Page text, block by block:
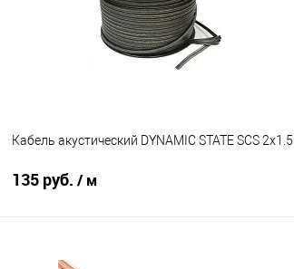
Кабель акустический DYNAMIC STATE SCS 2x1.5
135 руб. / м